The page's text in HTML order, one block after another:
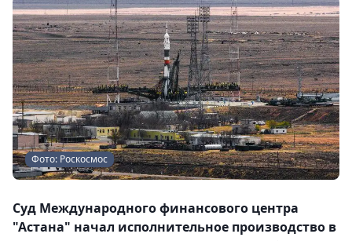
Фото: Роскосмос
Суд Международного финансового центра
"Астана" начал исполнительное производство в